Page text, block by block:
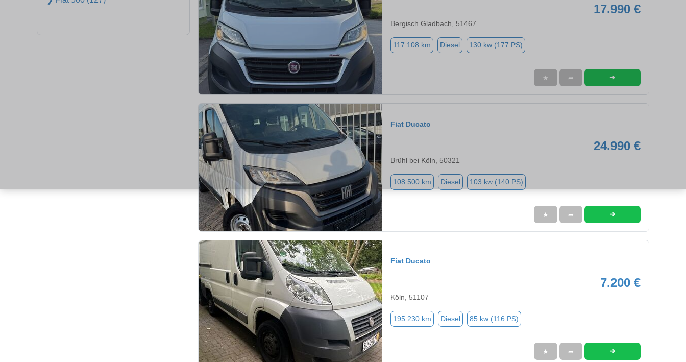
17.990 €
Bergisch Gladbach, 51467
117.108 km Diesel 130 kw (177 PS)
★ ➦ ➜
Fiat Ducato
24.990 €
Brühl bei Köln, 50321
108.500 km Diesel 103 kw (140 PS)
★ ➦ ➜
Fiat Ducato
7.200 €
Köln, 51107
195.230 km Diesel 85 kw (116 PS)
★ ➦ ➜